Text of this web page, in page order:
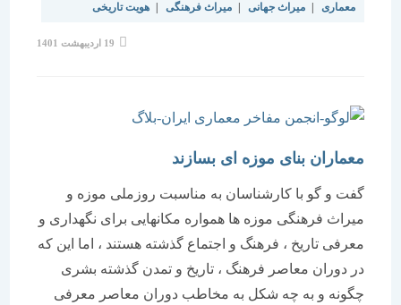
| میراث جهانی | میراث فرهنگی | هویت تاریخی
معماران بنای موزه ای بسازند
گفت و گو با کارشناسان به مناسبت روزملی موزه و
میراث فرهنگی موزه ها همواره مکانهایی برای نگهداری و
معرفی تاریخ ، فرهنگ و اجتماع گذشته هستند ، اما این که
در دوران معاصر فرهنگ ، تاریخ و تمدن گذشته بشری
چگونه و به چه شکل به مخاطب دوران معاصر معرفی